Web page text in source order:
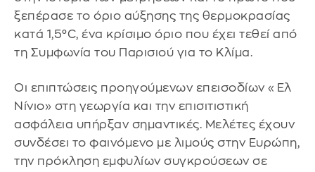
ξεπέρασε το όριο αύξησης της θερμοκρασίας
κατά 1,5°C, ένα κρίσιμο όριο που έχει τεθεί από
τη Συμφωνία του Παρισιού για το Κλίμα.
Οι επιπτώσεις προηγούμενων επεισοδίων «Ελ
Νίνιο» στη γεωργία και την επισιτιστική
ασφάλεια υπήρξαν σημαντικές. Μελέτες έχουν
συνδέσει το φαινόμενο με λιμούς στην Ευρώπη,
την πρόκληση εμφυλίων συγκρούσεων σε